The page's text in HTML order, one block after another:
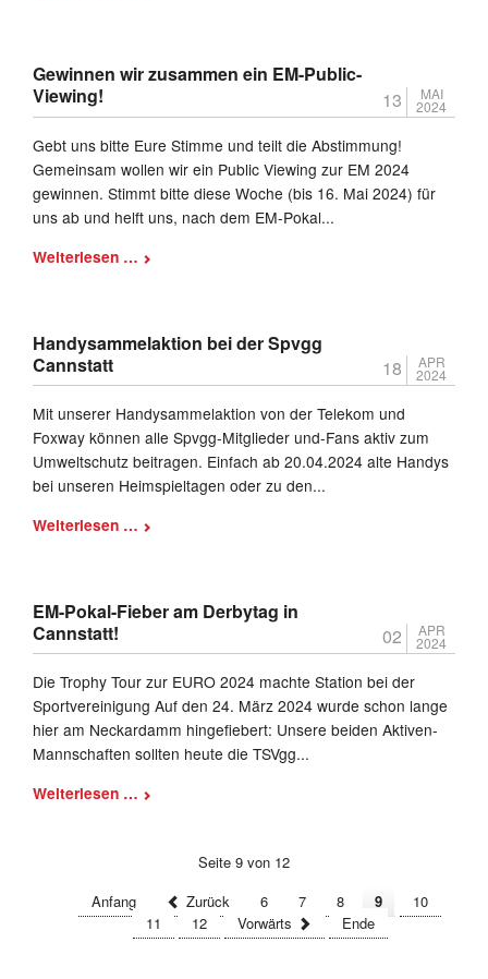
Gewinnen wir zusammen ein EM-Public-
Viewing!
13 MAI
2024
Gebt uns bitte Eure Stimme und teilt die Abstimmung!
Gemeinsam wollen wir ein Public Viewing zur EM 2024
gewinnen. Stimmt bitte diese Woche (bis 16. Mai 2024) für
uns ab und helft uns, nach dem EM-Pokal...
Weiterlesen … Gewinnen
EM-
Handysammelaktion bei der Spvgg
Cannstatt
18 APR
2024
Mit unserer Handysammelaktion von der Telekom und
Foxway können alle Spvgg-Mitglieder und-Fans aktiv zum
Umweltschutz beitragen. Einfach ab 20.04.2024 alte Handys
bei unseren Heimspieltagen oder zu den...
Weiterlesen … Handysammelaktion
Cannstatt
EM-Pokal-Fieber am Derbytag in
Cannstatt!
02 APR
2024
Die Trophy Tour zur EURO 2024 machte Station bei der
Sportvereinigung Auf den 24. März 2024 wurde schon lange
hier am Neckardamm hingefiebert: Unsere beiden Aktiven-
Mannschaften sollten heute die TSVgg...
Weiterlesen … EM-
Cannstatt!
Seite 9 von 12
Anfang
Zurück 6 7 8 9
10
11
12 Vorwärts Ende